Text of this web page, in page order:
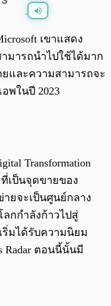
เขาแสดง
ามารถนำไปใช้ได้มาก
และความสามารถจะ
พในปี 2023
Transformation
เป็นจุดขายของ
ายจะเป็นศูนย์กลาง
กกำลังก้าวไปสู่
ริ่มได้รับความนิยม
Radar ตอนนี้นั้นมี